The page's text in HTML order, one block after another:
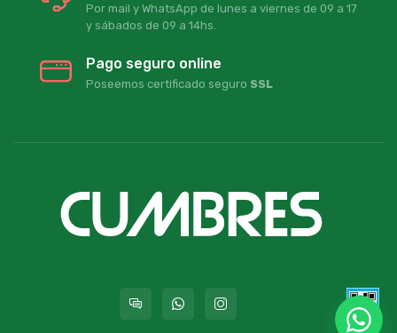
Por mail y WhatsApp de lunes a viernes de 09 a 17
y sábados de 09 a 14hs.
Pago seguro online
Poseemos certificado seguro SSL